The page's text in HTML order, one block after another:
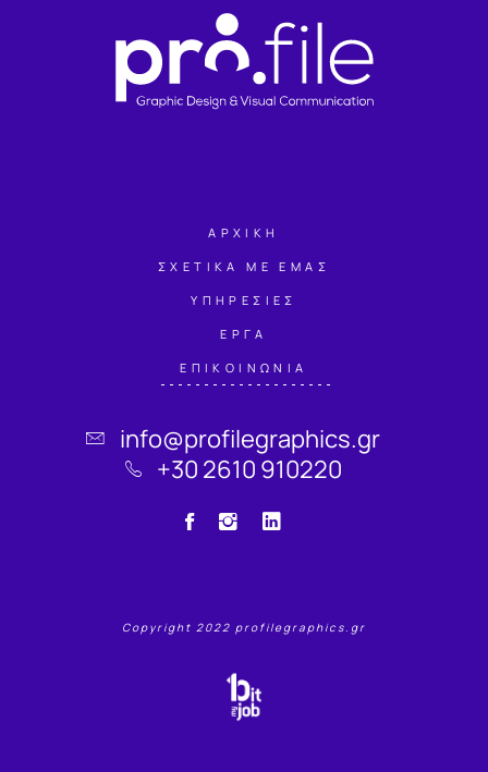
ΑΡΧΙΚΗ
ΣΧΕΤΙΚΑ ΜΕ ΕΜΑΣ
ΥΠΗΡΕΣΙΕΣ
ΕΡΓΑ
ΕΠΙΚΟΙΝΩΝΙΑ
info@profilegraphics.gr
+30 2610 910220
Copyright 2022 profilegraphics.gr